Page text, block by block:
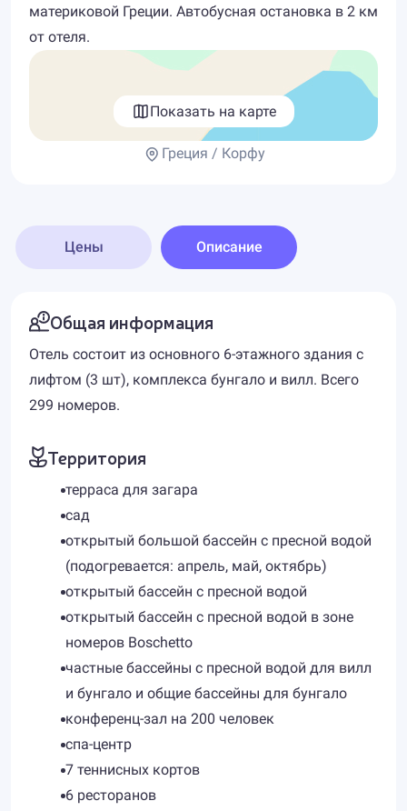
материковой Греции. Автобусная остановка в 2 км
от отеля.
Показать на карте
Греция / Корфу
Цены Описание
Общая информация
Отель состоит из основного 6-этажного здания с
лифтом (3 шт), комплекса бунгало и вилл. Всего
299 номеров.
Территория
терраса для загара
сад
открытый большой бассейн с пресной водой
(подогревается: апрель, май, октябрь)
открытый бассейн с пресной водой
открытый бассейн с пресной водой в зоне
номеров Boschetto
частные бассейны с пресной водой для вилл
и бунгало и общие бассейны для бунгало
конференц-зал на 200 человек
спа-центр
7 теннисных кортов
6 ресторанов